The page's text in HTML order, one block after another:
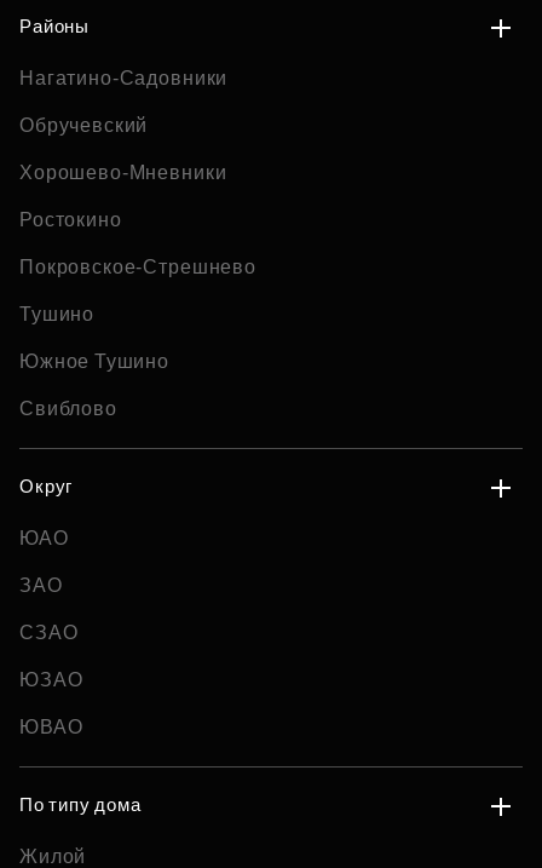
Районы
Нагатино-Садовники
Обручевский
Хорошево-Мневники
Ростокино
Покровское-Стрешнево
Тушино
Южное Тушино
Свиблово
Округ
ЮАО
ЗАО
СЗАО
ЮЗАО
ЮВАО
По типу дома
Жилой